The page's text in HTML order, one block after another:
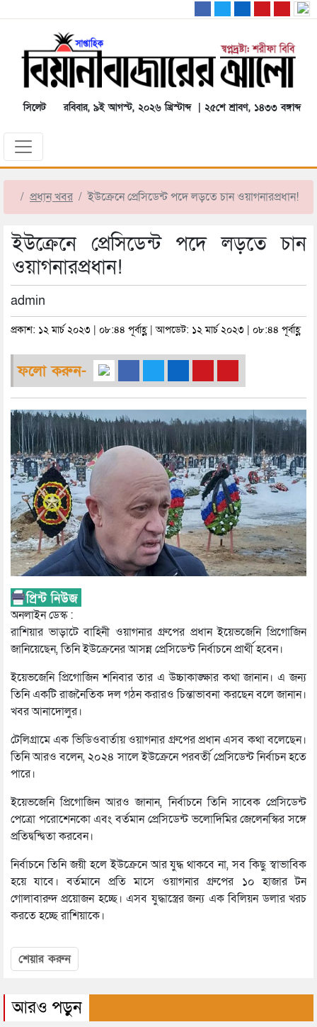
সিলেট রবিবার, ৯ই আগস্ট, ২০২৬ খ্রিস্টাব্দ | ২৫শে শ্রাবণ, ১৪৩৩ বঙ্গাব্দ
প্রধান খবর ইউক্রেনে প্রেসিডেন্ট পদে লড়তে চান ওয়াগনারপ্রধান!
ইউক্রেনে প্রেসিডেন্ট পদে লড়তে চান
ওয়াগনারপ্রধান!
admin
প্রকাশ: ১২ মার্চ ২০২৩ | ০৮:৪৪ পূর্বাহ্ণ | আপডেট: ১২ মার্চ ২০২৩ | ০৮:৪৪ পূর্বাহ্ণ
ফলো করুন-
অনলাইন ডেস্ক :
রাশিয়ার ভাড়াটে বাহিনী ওয়াগনার গ্রুপের প্রধান ইয়েভজেনি প্রিগোজিন
জানিয়েছেন, তিনি ইউক্রেনের আসন্ন প্রেসিডেন্ট নির্বাচনে প্রার্থী হবেন।
ইয়েভজেনি প্রিগোজিন শনিবার তার এ উচ্চাকাঙ্ক্ষার কথা জানান। এ জন্য
তিনি একটি রাজনৈতিক দল গঠন করারও চিন্তাভাবনা করছেন বলে জানান।
খবর আনাদোলুর।
টেলিগ্রামে এক ভিডিওবার্তায় ওয়াগনার গ্রুপের প্রধান এসব কথা বলেছেন।
তিনি আরও বলেন, ২০২৪ সালে ইউক্রেনে পরবর্তী প্রেসিডেন্ট নির্বাচন হতে
পারে।
ইয়েভজেনি প্রিগোজিন আরও জানান, নির্বাচনে তিনি সাবেক প্রেসিডেন্ট
পেত্রো পরোশেনকো এবং বর্তমান প্রেসিডেন্ট ভলোদিমির জেলেনস্কির সঙ্গে
প্রতিদ্বন্দ্বিতা করবেন।
নির্বাচনে তিনি জয়ী হলে ইউক্রেনে আর যুদ্ধ থাকবে না, সব কিছু স্বাভাবিক
হয়ে যাবে। বর্তমানে প্রতি মাসে ওয়াগনার গ্রুপের ১০ হাজার টন
গোলাবারুদ প্রয়োজন হচ্ছে। এসব যুদ্ধাস্ত্রের জন্য এক বিলিয়ন ডলার খরচ
করতে হচ্ছে রাশিয়াকে।
শেয়ার করুন
আরও পড়ুন